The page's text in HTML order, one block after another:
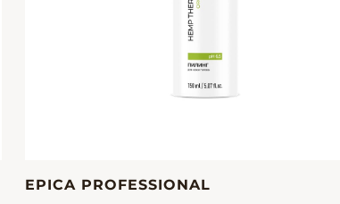
EPICA PROFESSIONAL